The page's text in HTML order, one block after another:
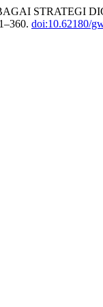
STRATEGI
doi:10.62180/